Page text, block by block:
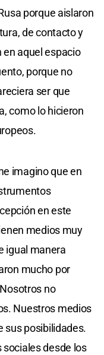
porque aislaron
de contacto y
en aquel espacio
porque no
ser que
como lo hicieron
imagino que en
en este
medios muy
igual manera
mucho por
no
Nuestros medios
sus posibilidades.
desde los